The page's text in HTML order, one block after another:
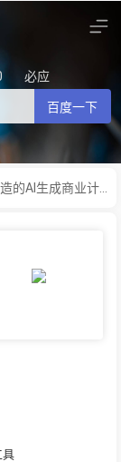
必应
百度一下
具